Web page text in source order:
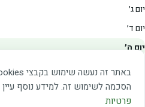
הסכמה לשימוש זה. למידע נוסף עיין
פרטיות
יום ג׳
יום ד׳
יום ה׳
שבת